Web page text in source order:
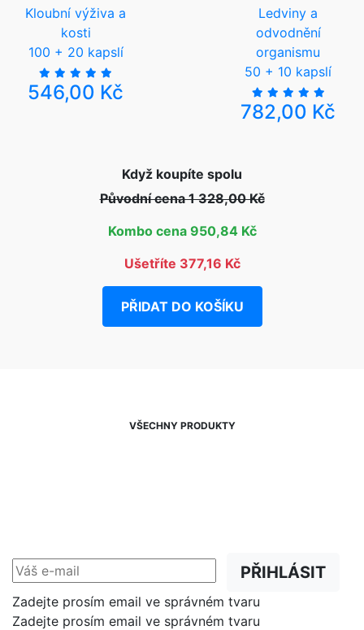
Kloubní výživa a
kosti
100 + 20 kapslí
546,00 Kč
Ledviny a
odvodnění
organismu
50 + 10 kapslí
782,00 Kč
Když koupíte spolu
Původní cena 1 328,00 Kč
Kombo cena 950,84 Kč
Ušetříte 377,16 Kč
PŘIDAT DO KOŠÍKU
VŠECHNY PRODUKTY
PŘIHLÁSIT
Zadejte prosím email ve správném tvaru
Zadejte prosím email ve správném tvaru